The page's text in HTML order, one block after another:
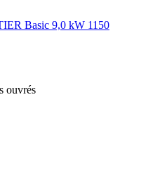
Basic 9,0 kW 1150
ouvrés